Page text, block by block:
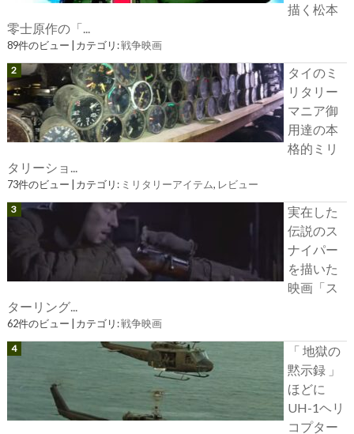
描く松本
零士原作の「...
89件のビュー | カテゴリ:戦争映画
タイのミ
リタリー
マニア御
用達の本
格的ミリ
タリーショ...
73件のビュー | カテゴリ: ミリタリーアイテム, レビュー
実在した
伝説のス
ナイパー
を描いた
映画「ス
ターリング...
62件のビュー | カテゴリ:戦争映画
「 地獄の
黙示録 」
ほどに
UH-1ヘリ
コプター